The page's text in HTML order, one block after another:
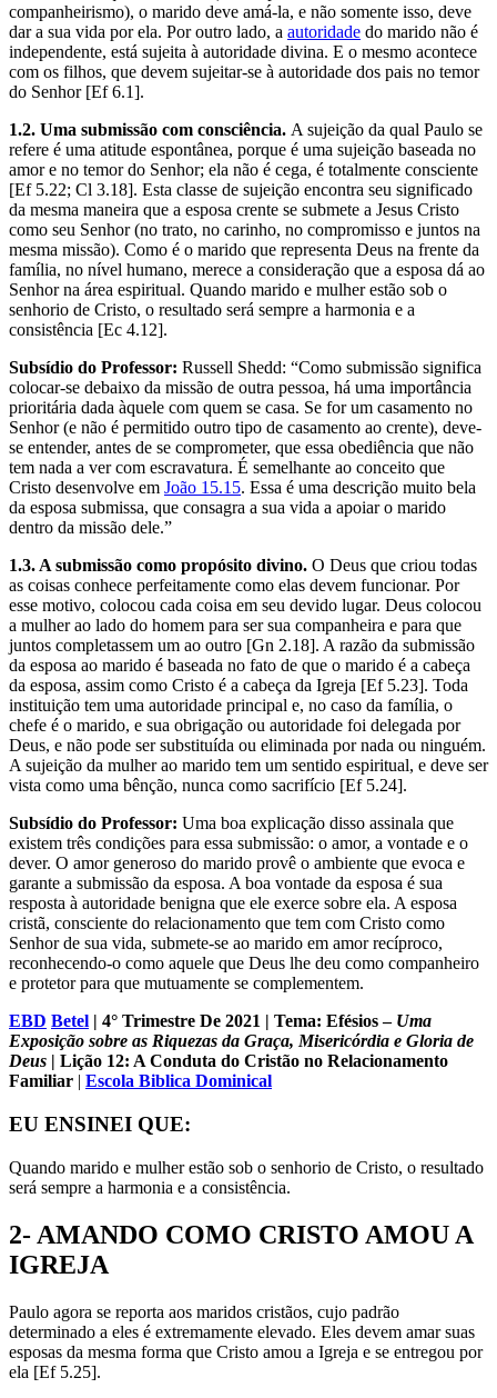
companheirismo), o marido deve amá-la, e não somente isso, deve
dar a sua vida por ela. Por outro lado, a autoridade do marido não é
independente, está sujeita à autoridade divina. E o mesmo acontece
com os filhos, que devem sujeitar-se à autoridade dos pais no temor
do Senhor [Ef 6.1].
1.2. Uma submissão com consciência. A sujeição da qual Paulo se
refere é uma atitude espontânea, porque é uma sujeição baseada no
amor e no temor do Senhor; ela não é cega, é totalmente consciente
[Ef 5.22; Cl 3.18]. Esta classe de sujeição encontra seu significado
da mesma maneira que a esposa crente se submete a Jesus Cristo
como seu Senhor (no trato, no carinho, no compromisso e juntos na
mesma missão). Como é o marido que representa Deus na frente da
família, no nível humano, merece a consideração que a esposa dá ao
Senhor na área espiritual. Quando marido e mulher estão sob o
senhorio de Cristo, o resultado será sempre a harmonia e a
consistência [Ec 4.12].
Subsídio do Professor: Russell Shedd: “Como submissão significa
colocar-se debaixo da missão de outra pessoa, há uma importância
prioritária dada àquele com quem se casa. Se for um casamento no
Senhor (e não é permitido outro tipo de casamento ao crente), deve-
se entender, antes de se comprometer, que essa obediência que não
tem nada a ver com escravatura. É semelhante ao conceito que
Cristo desenvolve em João 15.15. Essa é uma descrição muito bela
da esposa submissa, que consagra a sua vida a apoiar o marido
dentro da missão dele.”
1.3. A submissão como propósito divino. O Deus que criou todas
as coisas conhece perfeitamente como elas devem funcionar. Por
esse motivo, colocou cada coisa em seu devido lugar. Deus colocou
a mulher ao lado do homem para ser sua companheira e para que
juntos completassem um ao outro [Gn 2.18]. A razão da submissão
da esposa ao marido é baseada no fato de que o marido é a cabeça
da esposa, assim como Cristo é a cabeça da Igreja [Ef 5.23]. Toda
instituição tem uma autoridade principal e, no caso da família, o
chefe é o marido, e sua obrigação ou autoridade foi delegada por
Deus, e não pode ser substituída ou eliminada por nada ou ninguém.
A sujeição da mulher ao marido tem um sentido espiritual, e deve ser
vista como uma bênção, nunca como sacrifício [Ef 5.24].
Subsídio do Professor: Uma boa explicação disso assinala que
existem três condições para essa submissão: o amor, a vontade e o
dever. O amor generoso do marido provê o ambiente que evoca e
garante a submissão da esposa. A boa vontade da esposa é sua
resposta à autoridade benigna que ele exerce sobre ela. A esposa
cristã, consciente do relacionamento que tem com Cristo como
Senhor de sua vida, submete-se ao marido em amor recíproco,
reconhecendo-o como aquele que Deus lhe deu como companheiro
e protetor para que mutuamente se complementem.
EBD Betel | 4° Trimestre De 2021 | Tema: Efésios – Uma
Exposição sobre as Riquezas da Graça, Misericórdia e Gloria de
Deus | Lição 12: A Conduta do Cristão no Relacionamento
Familiar | Escola Biblica Dominical
EU ENSINEI QUE:
Quando marido e mulher estão sob o senhorio de Cristo, o resultado
será sempre a harmonia e a consistência.
2- AMANDO COMO CRISTO AMOU A
IGREJA
Paulo agora se reporta aos maridos cristãos, cujo padrão
determinado a eles é extremamente elevado. Eles devem amar suas
esposas da mesma forma que Cristo amou a Igreja e se entregou por
ela [Ef 5.25].